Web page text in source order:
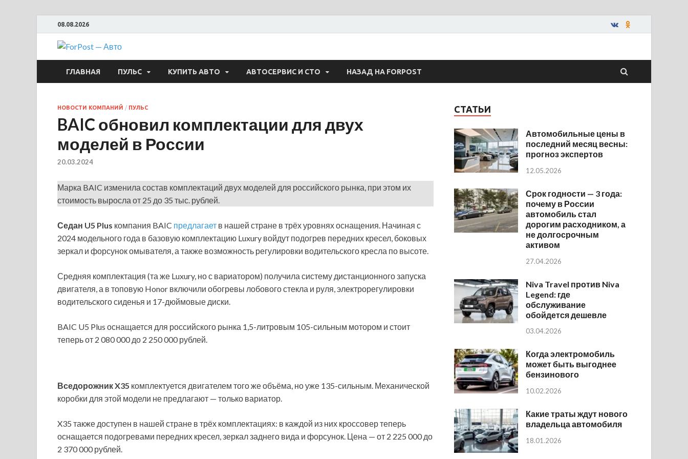
08.08.2026
ForPost — Авто
ГЛАВНАЯ ПУЛЬС КУПИТЬ АВТО АВТОСЕРВИС И СТО НАЗАД НА FORPOST
НОВОСТИ КОМПАНИЙ / ПУЛЬС
BAIC обновил комплектации для двух
моделей в России
20.03.2024
Марка BAIC изменила состав комплектаций двух моделей для российского рынка, при этом их
стоимость выросла от 25 до 35 тыс. рублей.
Седан U5 Plus компания BAIC предлагает в нашей стране в трёх уровнях оснащения. Начиная с
2024 модельного года в базовую комплектацию Luxury войдут подогрев передних кресел, боковых
зеркал и форсунок омывателя, а также возможность регулировки водительского кресла по высоте.
Средняя комплектация (та же Luxury, но с вариатором) получила систему дистанционного запуска
двигателя, а в топовую Honor включили обогревы лобового стекла и руля, электрорегулировки
водительского сиденья и 17-дюймовые диски.
BAIC U5 Plus оснащается для российского рынка 1,5-литровым 105-сильным мотором и стоит
теперь от 2 080 000 до 2 250 000 рублей.
Вседорожник X35 комплектуется двигателем того же объёма, но уже 135-сильным. Механической
коробки для этой модели не предлагают — только вариатор.
X35 также доступен в нашей стране в трёх комплектациях: в каждой из них кроссовер теперь
оснащается подогревами передних кресел, зеркал заднего вида и форсунок. Цена — от 2 225 000 до
2 370 000 рублей.
СТАТЬИ
Автомобильные цены в
последний месяц весны:
прогноз экспертов
12.05.2026
Срок годности — 3 года:
почему в России
автомобиль стал
дорогим расходником, а
не долгосрочным
активом
27.04.2026
Niva Travel против Niva
Legend: где
обслуживание
обойдется дешевле
03.04.2026
Когда электромобиль
может быть выгоднее
бензинового
10.02.2026
Какие траты ждут нового
владельца автомобиля
18.01.2026